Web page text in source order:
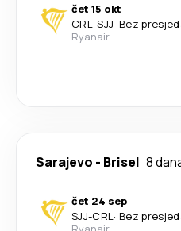
čet 15 okt
CRL-SJJ· Bez
Ryanair
Sarajevo - Brisel 8
čet 24 sep
SJJ-CRL· Bez